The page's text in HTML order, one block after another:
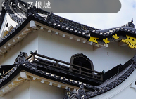
たい彦根城